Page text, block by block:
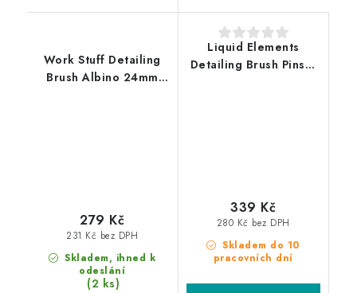
Work Stuff Detailing
Brush Albino 24mm
Skladem, ihned k
odeslání
(2 ks)
231 Kč bez DPH
279 Kč
Liquid Elements
Detailing Brush Pinsel
Skladem do 10
pracovních dní
280 Kč bez DPH
339 Kč